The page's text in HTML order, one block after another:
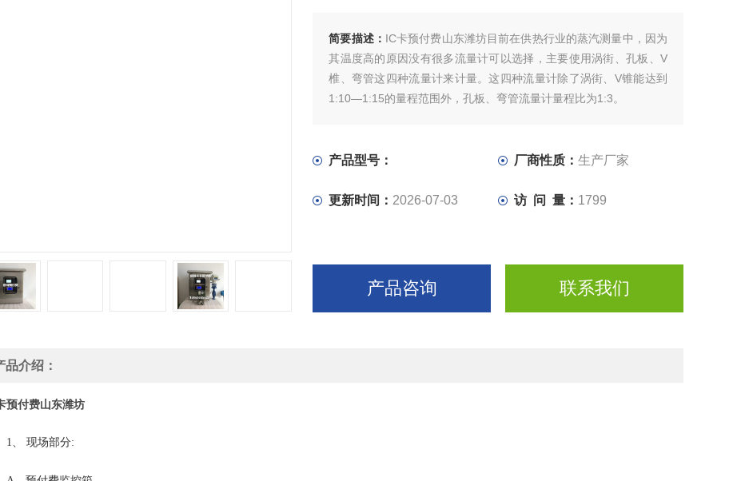
简要描述： IC卡预付费山东潍坊目前在供热行业的蒸汽测量中，因为
其温度高的原因没有很多流量计可以选择，主要使用涡街、孔板、V
椎、弯管这四种流量计来计量。这四种流量计除了涡街、V锥能达到
1:10—1:15的量程范围外，孔板、弯管流量计量程比为1:3。
产品型号： 厂商性质：生产厂家
更新时间： 2026-07-03 访 问 量： 1799
产品咨询 联系我们
品介绍：
预付费山东潍坊
现场部分: